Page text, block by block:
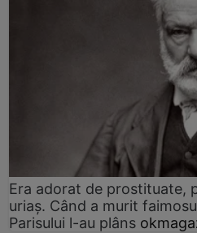
Era adorat de prostituate,
uriaș. Când a murit
Parisului l-au plâns